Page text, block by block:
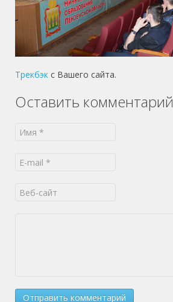
Трекбэк с Вашего сайта.
Оставить комментарий